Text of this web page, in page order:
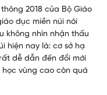
2018 của Bộ Giáo
dục miền núi nói
không nhìn nhận thấu
hiện nay là: cơ sở hạ
dễ dẫn đến đổi mới
vùng cao còn quá